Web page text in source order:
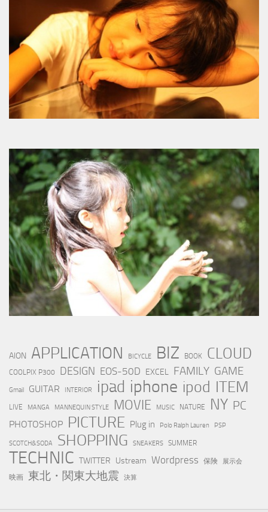
AION APPLICATION BICYCLE BIZ BOOK CLOUD
COOLPIX P300 DESIGN EOS-50D EXCEL FAMILY GAME
Gmail GUITAR INTERIOR ipad iphone ipod ITEM
LIVE MANGA MANNEQUIN STYLE MOVIE MUSIC NATURE NY PC
PHOTOSHOP PICTURE Plug in Polo Ralph Lauren PSP
SCOTCH&SODA SHOPPING SNEAKERS SUMMER
TECHNIC TWITTER Ustream Wordpress 保険 展示会
映画 東北・関東大地震 決算